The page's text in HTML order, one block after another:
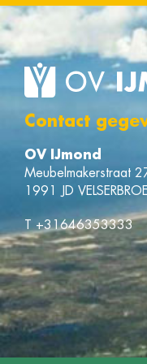
Contact
OV IJmond
Meubelmakerstraat
1991 JD
T +31646353333